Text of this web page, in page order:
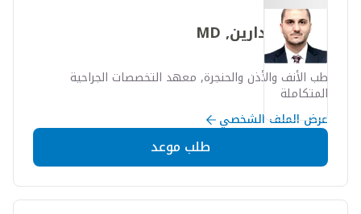
باجس البدارين, MD
طب الأنف والأذن والحنجرة, معهد التخصصات الجراحية
المتكاملة
عرض الملف الشخصي
طلب موعد